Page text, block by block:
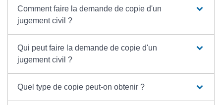
Comment faire la demande de copie d'un
jugement civil ?
Qui peut faire la demande de copie d'un
jugement civil ?
Quel type de copie peut-on obtenir ?